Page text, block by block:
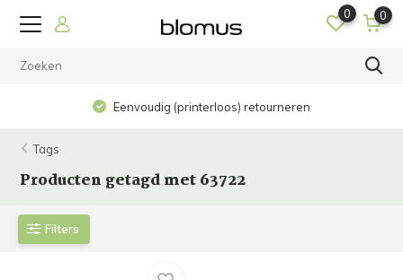
0 0
Eenvoudig (printerloos) retourneren
Tags
Producten getagd met 63722
Filters